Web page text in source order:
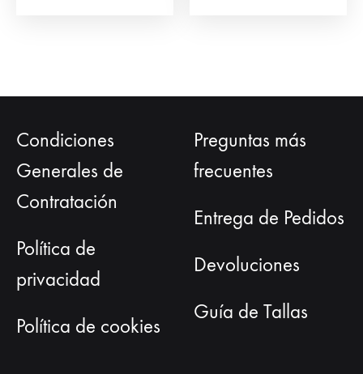
de
Condiciones
Generales de
Contratación
Política de
privacidad
Política de cookies
Preguntas más
frecuentes
Entrega de Pedidos
Devoluciones
Guía de Tallas